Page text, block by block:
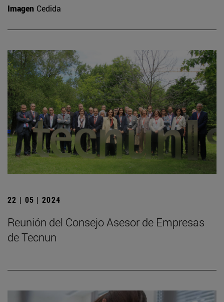
Imagen Cedida
22 | 05 | 2024
Reunión del Consejo Asesor de Empresas
de Tecnun